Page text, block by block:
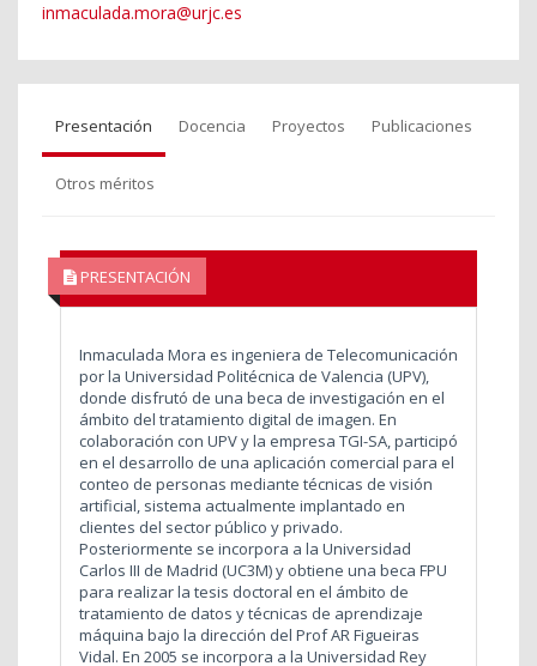
inmaculada.mora@urjc.es
Presentación Docencia Proyectos Publicaciones
Otros méritos
PRESENTACIÓN
Inmaculada Mora es ingeniera de Telecomunicación
por la Universidad Politécnica de Valencia (UPV),
donde disfrutó de una beca de investigación en el
ámbito del tratamiento digital de imagen. En
colaboración con UPV y la empresa TGI-SA, participó
en el desarrollo de una aplicación comercial para el
conteo de personas mediante técnicas de visión
artificial, sistema actualmente implantado en
clientes del sector público y privado.
Posteriormente se incorpora a la Universidad
Carlos III de Madrid (UC3M) y obtiene una beca FPU
para realizar la tesis doctoral en el ámbito de
tratamiento de datos y técnicas de aprendizaje
máquina bajo la dirección del Prof AR Figueiras
Vidal. En 2005 se incorpora a la Universidad Rey